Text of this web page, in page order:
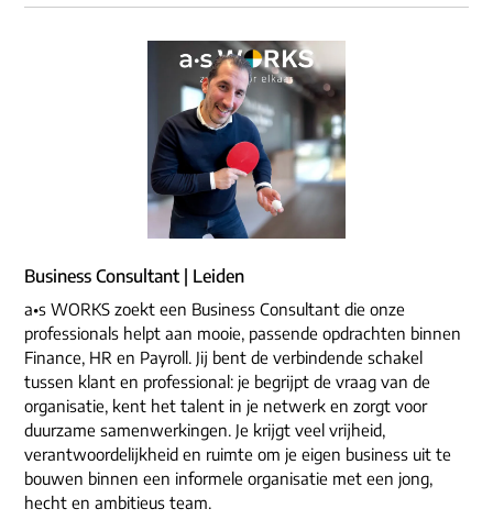
Business Consultant | Leiden
a•s WORKS zoekt een Business Consultant die onze
professionals helpt aan mooie, passende opdrachten binnen
Finance, HR en Payroll. Jij bent de verbindende schakel
tussen klant en professional: je begrijpt de vraag van de
organisatie, kent het talent in je netwerk en zorgt voor
duurzame samenwerkingen. Je krijgt veel vrijheid,
verantwoordelijkheid en ruimte om je eigen business uit te
bouwen binnen een informele organisatie met een jong,
hecht en ambitieus team.